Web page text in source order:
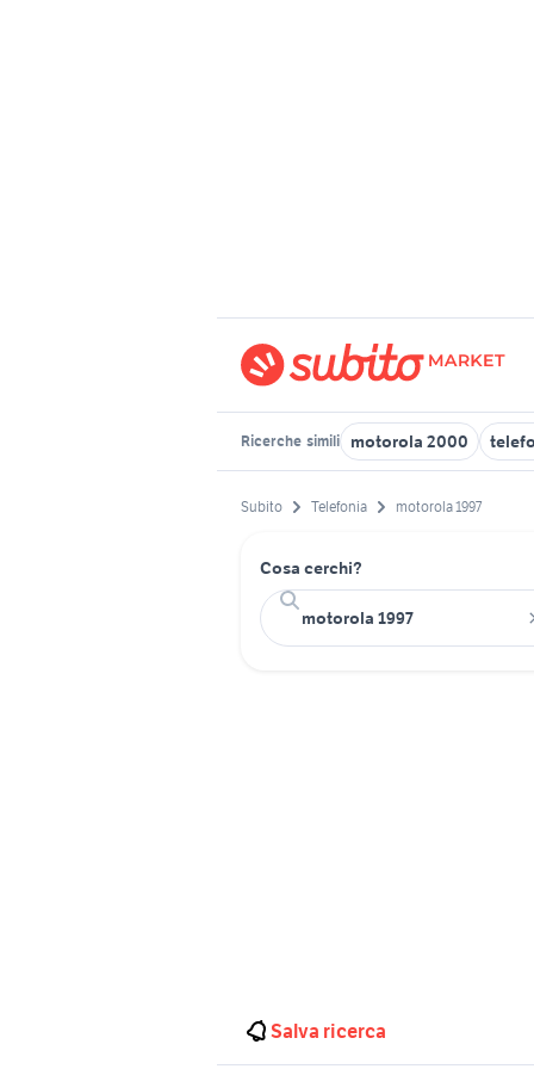
Ricerche simili motorola 2000
Subito Telefonia motorola 1997
Cosa cerchi?
Salva ricerca